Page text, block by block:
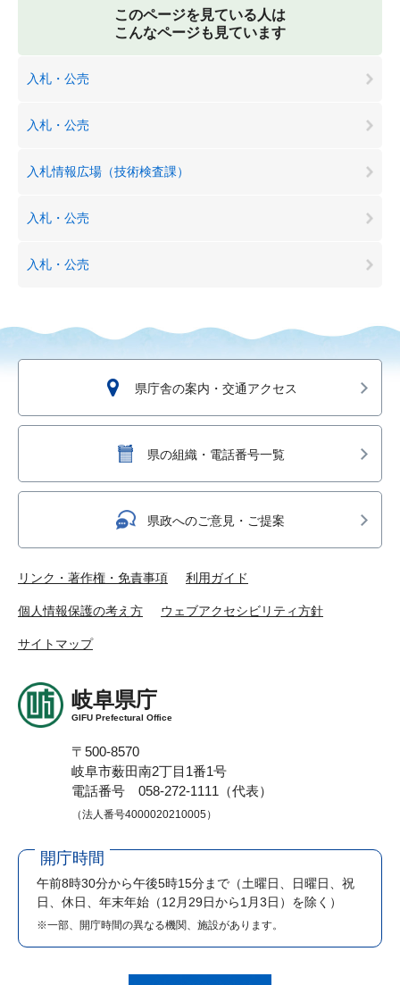
このページを見ている人は
こんなページも見ています
入札・公売
入札・公売
入札情報広場（技術検査課）
入札・公売
入札・公売
県庁舎の案内・交通アクセス
県の組織・電話番号一覧
県政へのご意見・ご提案
リンク・著作権・免責事項 利用ガイド
個人情報保護の考え方 ウェブアクセシビリティ方針
サイトマップ
岐阜県庁
GIFU Prefectural Office
〒500-8570
岐阜市薮田南2丁目1番1号
電話番号 058-272-1111（代表）
（法人番号4000020210005）
開庁時間
午前8時30分から午後5時15分まで （土曜日、日曜日、祝
日、休日、年末年始（12月29日から1月3日）を除く）
※一部、開庁時間の異なる機関、施設があります。